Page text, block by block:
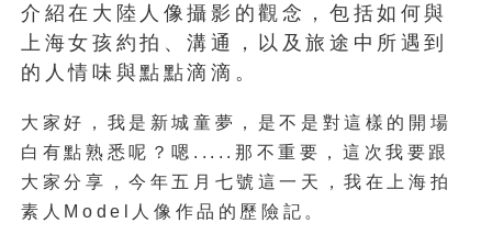
介紹在大陸人像攝影的觀念，包括如何與
上海女孩約拍、溝通，以及旅途中所遇到
的人情味與點點滴滴。
大家好，我是新城童夢，是不是對這樣的開場
白有點熟悉呢？嗯.....那不重要，這次我要跟
大家分享，今年五月七號這一天，我在上海拍
素人Model人像作品的歷險記。